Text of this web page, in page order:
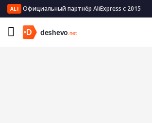
ALI Официальный партнёр AliExpress с 2015
Главная Мужская одежда
Мужские трусы боксеры